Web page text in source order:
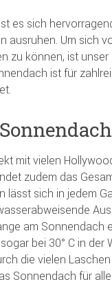
es sich
ausruhen. Um sich
zu können, ist
ist für
mit vielen
zudem das
lässt sich in jedem
am Sonnendach
bei 30° C in der
die vielen
Sonnendach für